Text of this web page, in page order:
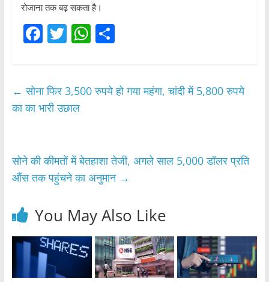
रोजाना तक बढ़ सकता है।
F
e
b
o
k
T
er
W
s
S
e
← सोना फिर 3,500 रुपये हो गया महंगा, चांदी में 5,800 रुपये
का का भारी उछाल
सोने की कीमतों में बेतहाशा तेजी, अगले साल 5,000 डॉलर प्रति
औंस तक पहुंचने का अनुमान →
You May Also Like